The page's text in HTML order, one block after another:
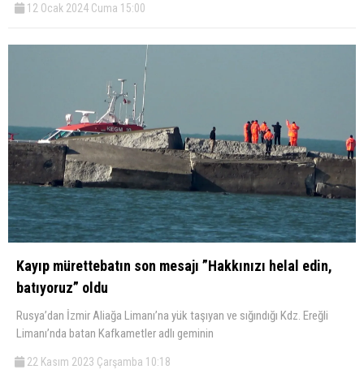
12 Ocak 2024 Cuma 15:00
Kayıp mürettebatın son mesajı ”Hakkınızı helal edin,
batıyoruz” oldu
Rusya’dan İzmir Aliağa Limanı’na yük taşıyan ve sığındığı Kdz. Ereğli
Limanı’nda batan Kafkametler adlı geminin
22 Kasım 2023 Çarşamba 10:18